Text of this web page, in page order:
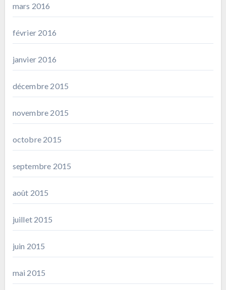
mars 2016
février 2016
janvier 2016
décembre 2015
novembre 2015
octobre 2015
septembre 2015
août 2015
juillet 2015
juin 2015
mai 2015